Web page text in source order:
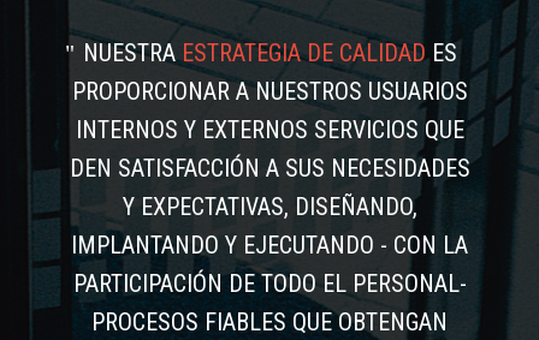
NUESTRAESTRATEGIA DE CALIDADES
PROPORCIONAR A NUESTROS USUARIOS
INTERNOS Y EXTERNOS SERVICIOS QUE
DEN SATISFACCIÓN A SUS NECESIDADES
Y EXPECTATIVAS, DISEÑANDO,
IMPLANTANDO Y EJECUTANDO - CON LA
PARTICIPACIÓN DE TODO EL PERSONAL-
PROCESOS FIABLES QUE OBTENGAN